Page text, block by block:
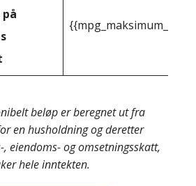
beløp er beregnet ut fra
en husholdning og deretter
eiendoms- og omsetningsskatt,
hele inntekten.